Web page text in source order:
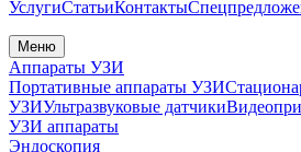
УслугиСтатьиКонтакты
Меню
Аппараты УЗИ
Портативные аппараты УЗИ
УЗИУльтразвуковые датчики
УЗИ аппараты
Эндоскопия